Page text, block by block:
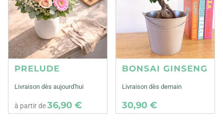
PRELUDE
Livraison dès aujourd'hui
à partir de36,90 €
BONSAI GINSENG
Livraison dès demain
30,90 €